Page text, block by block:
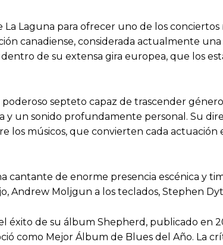
Laguna para ofrecer uno de los
canadiense, considerada actualmente
de su extensa gira europea, que los
septeto capaz de trascender
un sonido profundamente personal. Su
los músicos, que convierten cada
cantante de enorme presencia escénica y
Andrew Moljgun a los teclados, Stephen
éxito de su álbum Shepherd, publicado en
como Mejor Álbum de Blues del Año. La